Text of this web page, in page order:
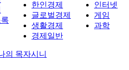
한인경제
글로벌경제
생활경제
경제일반
인터넷
게임
과학
의 목자시니